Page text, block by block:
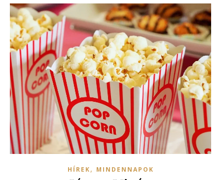
HÍREK, MINDENNAPOK